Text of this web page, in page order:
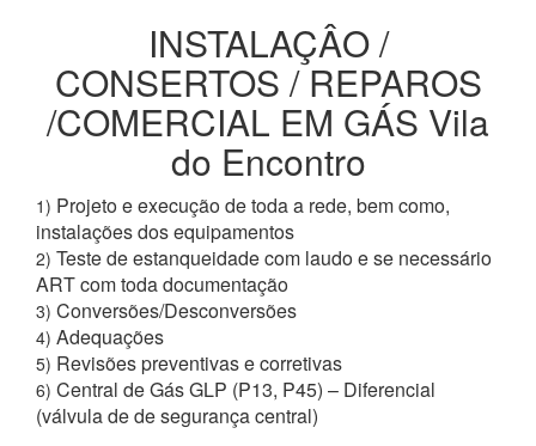
INSTALAÇÂO /
CONSERTOS / REPAROS
/COMERCIAL EM GÁS Vila
do Encontro
1) Projeto e execução de toda a rede, bem como,
instalações dos equipamentos
2) Teste de estanqueidade com laudo e se necessário
ART com toda documentação
3) Conversões/Desconversões
4) Adequações
5) Revisões preventivas e corretivas
6) Central de Gás GLP (P13, P45) – Diferencial
(válvula de de segurança central)